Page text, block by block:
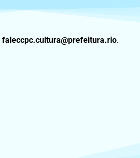
faleccpc.cultura@prefeitura.rio.